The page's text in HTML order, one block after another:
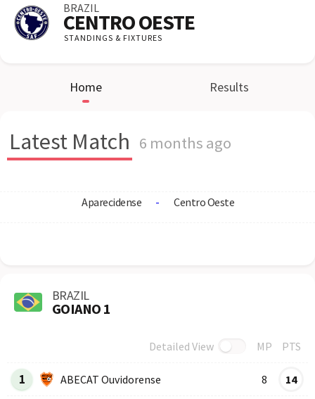
BRAZIL
CENTRO OESTE
STANDINGS & FIXTURES
Home Results
Latest Match 6 months ago
Aparecidense - Centro Oeste
BRAZIL
GOIANO 1
Detailed View MP PTS
1 ABECAT Ouvidorense 8 14